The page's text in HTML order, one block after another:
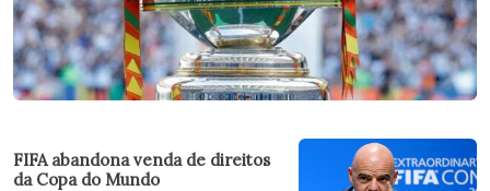
FIFA abandona venda de direitos
da Copa do Mundo